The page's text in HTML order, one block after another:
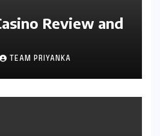
Review and
TEAM PRIYANKA